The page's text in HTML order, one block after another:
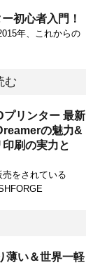
初心者入門！
年、これからの
む
プリンター 最新
の魅力&
刷の実力と
をされている
薄い＆世界一軽